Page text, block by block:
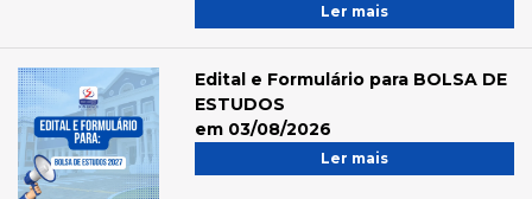
Ler mais
Edital e Formulário para BOLSA DE
ESTUDOS
em 03/08/2026
Ler mais